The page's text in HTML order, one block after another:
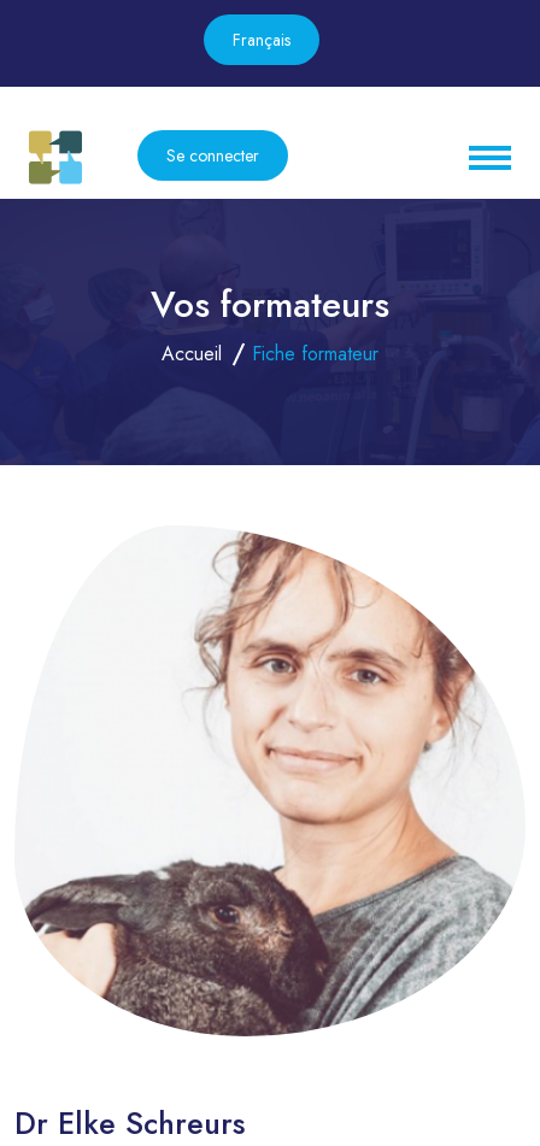
Français
Se connecter
Vos formateurs
Accueil Fiche formateur
Dr Elke Schreurs